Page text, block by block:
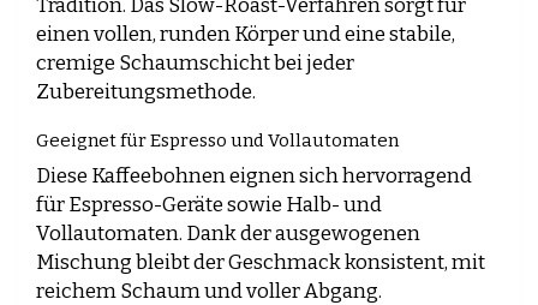
Tradition. Das Slow-Roast-Verfahren sorgt für
einen vollen, runden Körper und eine stabile,
cremige Schaumschicht bei jeder
Zubereitungsmethode.
Geeignet für Espresso und Vollautomaten
Diese Kaffeebohnen eignen sich hervorragend
für Espresso-Geräte sowie Halb- und
Vollautomaten. Dank der ausgewogenen
Mischung bleibt der Geschmack konsistent, mit
reichem Schaum und voller Abgang.